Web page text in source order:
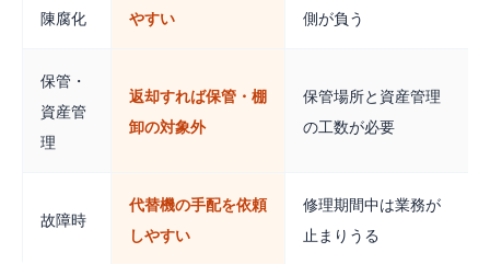
陳腐化
やすい
側が負う
保管・
資産管
理
返却すれば保管・棚
卸の対象外
保管場所と資産管理
の工数が必要
故障時
代替機の手配を依頼
しやすい
修理期間中は業務が
止まりうる